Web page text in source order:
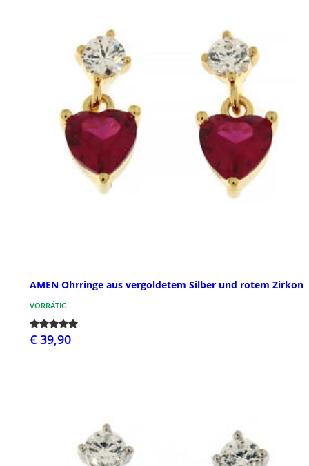
AMEN Ohrringe aus vergoldetem Silber und rotem Zirkon
VORRÄTIG
€ 39,90